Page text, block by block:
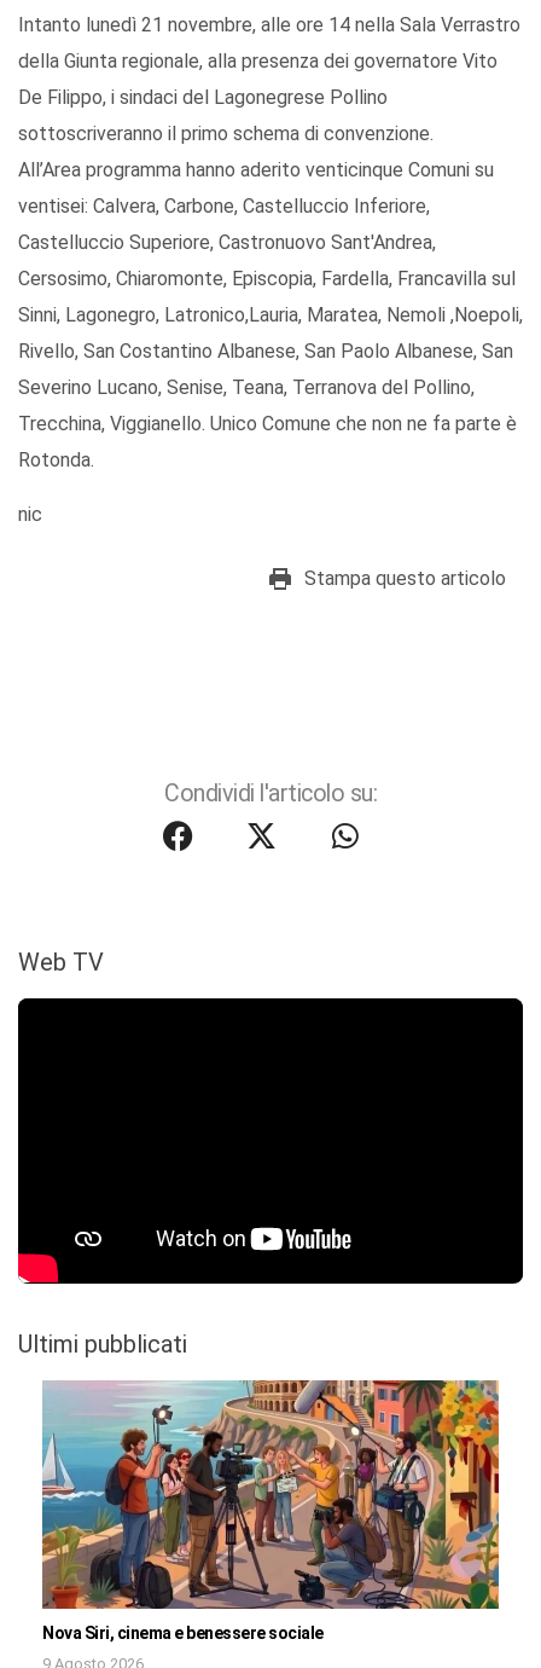
Intanto lunedì 21 novembre, alle ore 14 nella Sala Verrastro
della Giunta regionale, alla presenza dei governatore Vito
De Filippo, i sindaci del Lagonegrese Pollino
sottoscriveranno il primo schema di convenzione.
All’Area programma hanno aderito venticinque Comuni su
ventisei: Calvera, Carbone, Castelluccio Inferiore,
Castelluccio Superiore, Castronuovo Sant'Andrea,
Cersosimo, Chiaromonte, Episcopia, Fardella, Francavilla sul
Sinni, Lagonegro, Latronico,Lauria, Maratea, Nemoli ,Noepoli,
Rivello, San Costantino Albanese, San Paolo Albanese, San
Severino Lucano, Senise, Teana, Terranova del Pollino,
Trecchina, Viggianello. Unico Comune che non ne fa parte è
Rotonda.
nic
Stampa questo articolo
Condividi l'articolo su:
Web TV
Ultimi pubblicati
Nova Siri, cinema e benessere sociale
9 Agosto 2026